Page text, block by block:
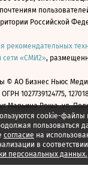
cookie-файлы
пользоваться
согласие на
в
персональных данных.
Российской
рекомендательных
«СМИ2»,
© АО Бизнес Ньюс
ОГРН 1027739124775,
Марьина Роща, ул.